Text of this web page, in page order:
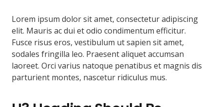
Lorem ipsum dolor sit amet, consectetur adipiscing
elit. Mauris ac dui et odio condimentum efficitur.
Fusce risus eros, vestibulum ut sapien sit amet,
sodales fringilla leo. Praesent aliquet accumsan
laoreet. Orci varius natoque penatibus et magnis dis
parturient montes, nascetur ridiculus mus.